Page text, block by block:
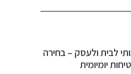
לבית ולעסק – בחירה
יומיומית